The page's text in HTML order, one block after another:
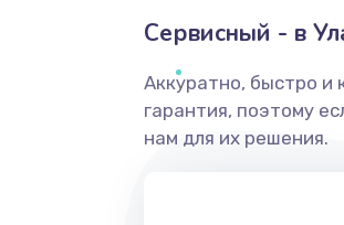
Сервисный - в
Аккуратно, быстро и
гарантия, поэтому
нам для их решения.